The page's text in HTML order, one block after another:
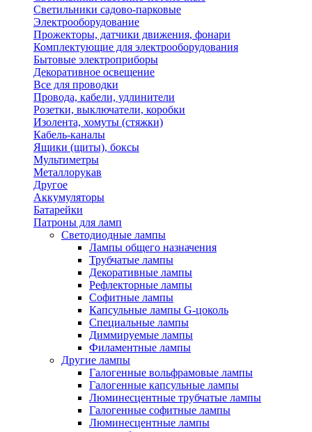
Светильники садово-парковые
Электрооборудование
Прожекторы, датчики движения, фонари
Комплектующие для электрооборудования
Бытовые электроприборы
Декоративное освещение
Все для проводки
Провода, кабели, удлинители
Розетки, выключатели, коробки
Изолента, хомуты (стяжки)
Кабель-каналы
Ящики (щиты), боксы
Мультиметры
Металлорукав
Другое
Аккумуляторы
Батарейки
Патроны для ламп
Светодиодные лампы
Лампы общего назначения
Трубчатые лампы
Декоративные лампы
Рефлекторные лампы
Софитные лампы
Капсульные лампы G-цоколь
Специальные лампы
Диммируемые лампы
Филаментные лампы
Другие лампы
Галогенные вольфрамовые лампы
Галогенные капсульные лампы
Люминесцентные трубчатые лампы
Галогенные софитные лампы
Люминесцентные лампы